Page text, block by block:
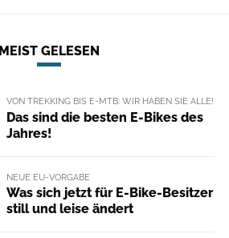
MEIST GELESEN
VON TREKKING BIS E-MTB: WIR HABEN SIE ALLE!
Das sind die besten E-Bikes des
Jahres!
NEUE EU-VORGABE
Was sich jetzt für E-Bike-Besitzer
still und leise ändert